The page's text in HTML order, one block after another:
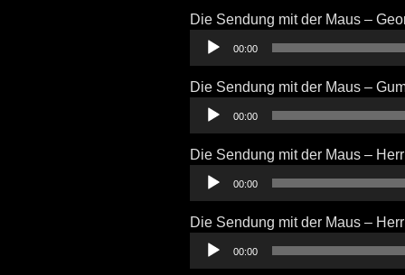
Die Sendung mit der Maus –
Audio-
Player
00:00
Die Sendung mit der Maus –
Audio-
Player
00:00
Die Sendung mit der Maus –
Audio-
Player
00:00
Die Sendung mit der Maus –
Audio-
Player
00:00